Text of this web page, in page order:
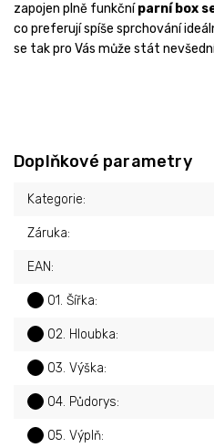
zapojen plně funkčníparní box
co preferují spíše sprchování
se tak pro Vás může stát
Doplňkové parametry
Kategorie:
Záruka:
EAN:
01. Šířka:
02. Hloubka:
03. Výška:
04. Půdorys:
05. Výplň: